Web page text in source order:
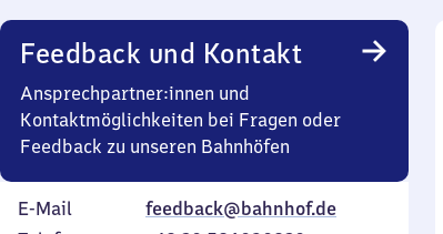
Feedback und Kontakt
Ansprechpartner:innen und
Kontaktmöglichkeiten bei Fragen oder
Feedback zu unseren Bahnhöfen
E-Mail
feedback@bahnhof.de